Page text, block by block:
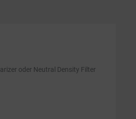
oder Neutral Density Filter